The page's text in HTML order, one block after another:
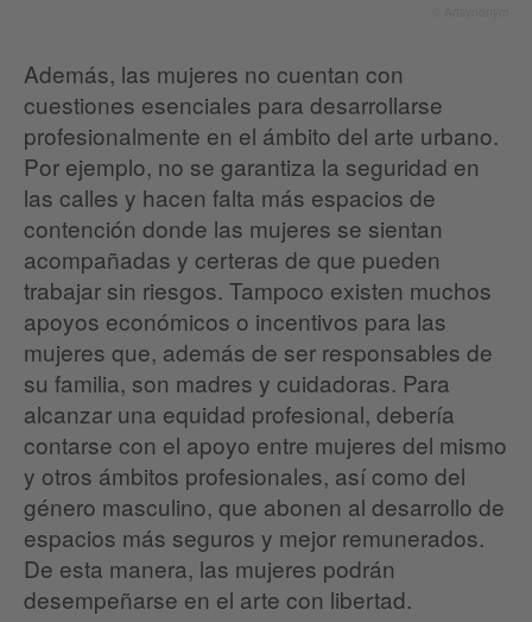
Además, las mujeres no cuentan con
cuestiones esenciales para desarrollarse
profesionalmente en el ámbito del arte urbano.
Por ejemplo, no se garantiza la seguridad en
las calles y hacen falta más espacios de
contención donde las mujeres se sientan
acompañadas y certeras de que pueden
trabajar sin riesgos. Tampoco existen muchos
apoyos económicos o incentivos para las
mujeres que, además de ser responsables de
su familia, son madres y cuidadoras. Para
alcanzar una equidad profesional, debería
contarse con el apoyo entre mujeres del mismo
y otros ámbitos profesionales, así como del
género masculino, que abonen al desarrollo de
espacios más seguros y mejor remunerados.
De esta manera, las mujeres podrán
desempeñarse en el arte con libertad.